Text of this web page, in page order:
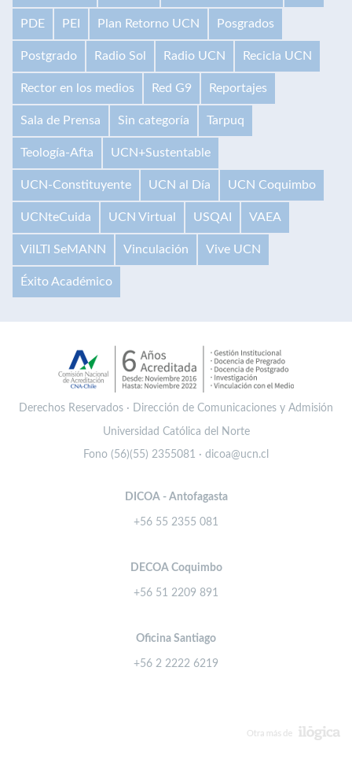
PDE PEI Plan Retorno UCN Posgrados
Postgrado Radio Sol Radio UCN Recicla UCN
Rector en los medios Red G9 Reportajes
Sala de Prensa Sin categoría Tarpuq
Teología-Afta UCN+Sustentable
UCN-Constituyente UCN al Día UCN Coquimbo
UCNteCuida UCN Virtual USQAI VAEA
VilLTI SeMANN Vinculación Vive UCN
Éxito Académico
Derechos Reservados · Dirección de Comunicaciones y Admisión
Universidad Católica del Norte
Fono (56)(55) 2355081 · dicoa@ucn.cl
DICOA - Antofagasta
+56 55 2355 081
DECOA Coquimbo
+56 51 2209 891
Oficina Santiago
+56 2 2222 6219